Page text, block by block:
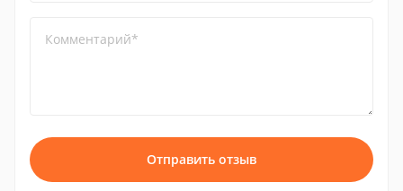
Комментарий*
Отправить отзыв